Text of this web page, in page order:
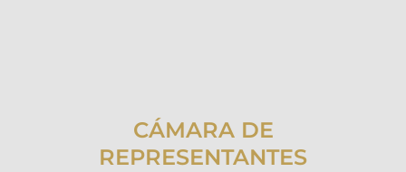
CÁMARA DE
REPRESENTANTES